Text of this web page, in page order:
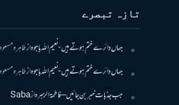
تازہ تبصرے
جہاں دائرے ختم ہوتے ہیں- نعیم اللہ باجوہازطاہرہ مسعود
جہاں دائرے ختم ہوتے ہیں- نعیم اللہ باجوہازطاہرہ مسعود
جب جذبات خبر بن جائیں – فاطمۃالزہرہازSaba